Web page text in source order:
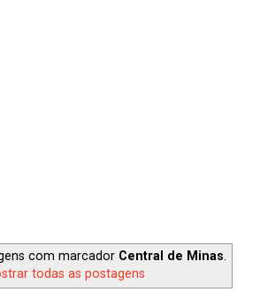
com marcador Central de Minas.
todas as postagens